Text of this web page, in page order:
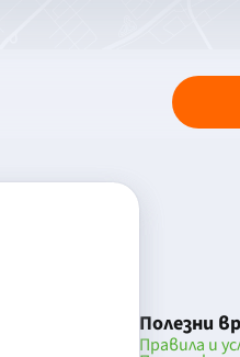
Полезни
Правила и